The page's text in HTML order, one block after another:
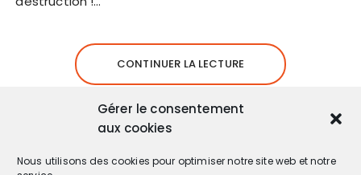
Gérer le consentement
aux cookies
Nous utilisons des cookies pour optimiser notre site web et notre
CONTINUER LA LECTURE